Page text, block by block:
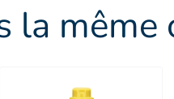
la même